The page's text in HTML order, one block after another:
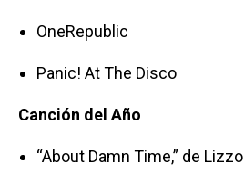
OneRepublic
Panic! At The Disco
Canción del Año
“About Damn Time,” de Lizzo